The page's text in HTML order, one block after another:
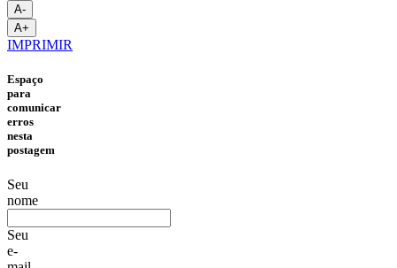
A-
A+
IMPRIMIR
Espaço
para
comunicar
erros
nesta
postagem
Seu
nome
Seu
e-